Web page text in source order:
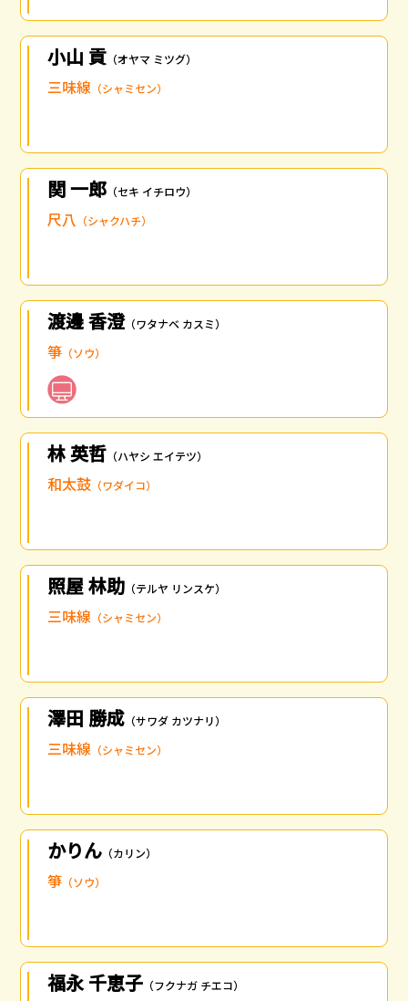
小山 貢 （オヤマ ミツグ）
三味線 （シャミセン）
関 一郎 （セキ イチロウ）
尺八 （シャクハチ）
渡邊 香澄（ワタナベ カスミ）
箏 （ソウ）
林 英哲 （ハヤシ エイテツ）
和太鼓 （ワダイコ）
照屋 林助 （テルヤ リンスケ）
三味線 （シャミセン）
澤田 勝成 （サワダ カツナリ）
三味線 （シャミセン）
かりん （カリン）
箏 （ソウ）
福永 千恵子 （フクナガ チエコ）